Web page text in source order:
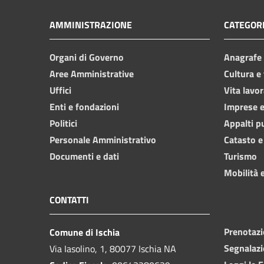
AMMINISTRAZIONE
Organi di Governo
Aree Amministrative
Uffici
Enti e fondazioni
Politici
Personale Amministrativo
Documenti e dati
Cultura
Vita
Imprese
Appalti
Catasto
Turismo
Mobilità
CONTATTI
Comune di Ischia
Via Iasolino, 1, 80077 Ischia NA